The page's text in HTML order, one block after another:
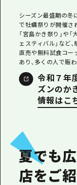
シーズン最盛期の冬
で牡蠣祭りが開催さ
「宮島かき祭り」や「
ェスティバル」など
直売や無料試食コー
あり、多くの人で賑
令和７年
ズンのか
情報はこ
夏でも
店をご紹